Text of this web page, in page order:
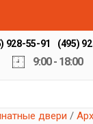
928-55-91 (495)
9:00 - 18:00
двери /